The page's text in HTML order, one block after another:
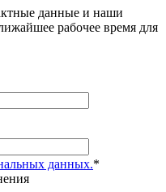
данные и наши
рабочее время для
данных.*